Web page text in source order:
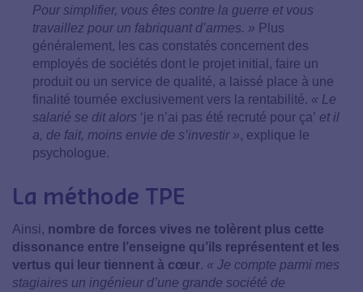
Pour simplifier, vous êtes contre la guerre et vous
travaillez pour un fabriquant d’armes. » Plus
généralement, les cas constatés concernent des
employés de sociétés dont le projet initial, faire un
produit ou un service de qualité, a laissé place à une
finalité tournée exclusivement vers la rentabilité. « Le
salarié se dit alors ‘je n’ai pas été recruté pour ça’ et il
a, de fait, moins envie de s’investir », explique le
psychologue.
La méthode TPE
Ainsi, nombre de forces vives ne tolèrent plus cette
dissonance entre l’enseigne qu’ils représentent et les
vertus qui leur tiennent à cœur. « Je compte parmi mes
stagiaires un ingénieur d’une grande société de